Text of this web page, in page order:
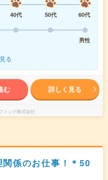
40代 50代
60代
男性
る
む 詳しく見る
ィング株式会社
係のお仕事！＊50